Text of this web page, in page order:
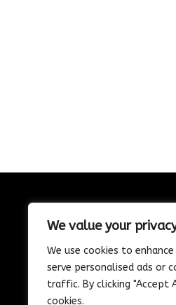
We value your
We use cookies to
serve personalised ads or
traffic. By clicking "Accept
cookies.
085-1302975
Nijverheidstraat 21
Wijk en Aalburg